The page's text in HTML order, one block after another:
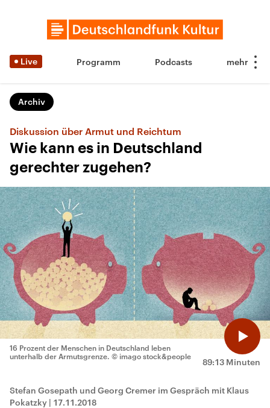
Live Programm Podcasts
Archiv
Diskussion über Armut und Reichtum
Wie kann es in Deutschland
gerechter zugehen?
89:13 Minuten
16 Prozent der Menschen in Deutschland leben
unterhalb der Armutsgrenze. © imago stock&people
Stefan Gosepath und Georg Cremer im Gespräch mit Klaus
Pokatzky | 17.11.2018